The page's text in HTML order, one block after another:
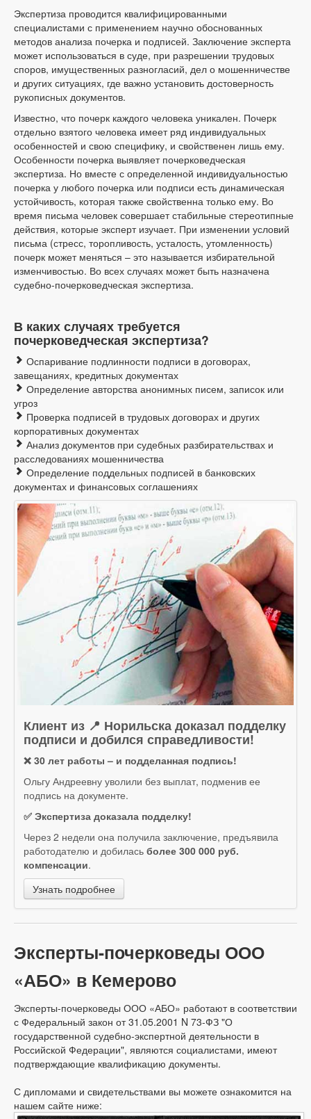
Экспертиза проводится квалифицированными
специалистами с применением научно обоснованных
методов анализа почерка и подписей. Заключение эксперта
может использоваться в суде, при разрешении трудовых
споров, имущественных разногласий, дел о мошенничестве
и других ситуациях, где важно установить достоверность
рукописных документов.
Известно, что почерк каждого человека уникален. Почерк
отдельно взятого человека имеет ряд индивидуальных
особенностей и свою специфику, и свойственен лишь ему.
Особенности почерка выявляет почерковедческая
экспертиза. Но вместе с определенной индивидуальностью
почерка у любого почерка или подписи есть динамическая
устойчивость, которая также свойственна только ему. Во
время письма человек совершает стабильные стереотипные
действия, которые эксперт изучает. При изменении условий
письма (стресс, торопливость, усталость, утомленность)
почерк может меняться – это называется избирательной
изменчивостью. Во всех случаях может быть назначена
судебно-почерковедческая экспертиза.
В каких случаях требуется
почерковедческая экспертиза?
Оспаривание подлинности подписи в договорах,
завещаниях, кредитных документах
Определение авторства анонимных писем, записок или
угроз
Проверка подписей в трудовых договорах и других
корпоративных документах
Анализ документов при судебных разбирательствах и
расследованиях мошенничества
Определение поддельных подписей в банковских
документах и финансовых соглашениях
Клиент из 📍 Норильска доказал подделку
подписи и добился справедливости!
❌ 30 лет работы – и подделанная подпись!
Ольгу Андреевну уволили без выплат, подменив ее
подпись на документе.
✅ Экспертиза доказала подделку!
Через 2 недели она получила заключение, предъявила
работодателю и добилась более 300 000 руб.
компенсации.
Узнать подробнее
Эксперты-почерковеды ООО
«АБО» в Кемерово
Эксперты-почерковеды ООО «АБО» работают в соответствии
с Федеральный закон от 31.05.2001 N 73-ФЗ "О
государственной судебно-экспертной деятельности в
Российской Федерации", являются социалистами, имеют
подтверждающие квалификацию документы.
С дипломами и свидетельствами вы можете ознакомится на
нашем сайте ниже: